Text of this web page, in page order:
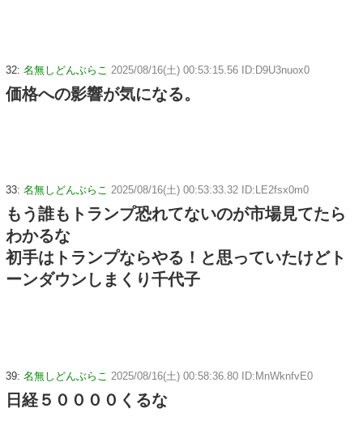
32: 名無しどんぶらこ 2025/08/16(土) 00:53:15.56 ID:D9U3nuox0
価格への影響が気になる。
33: 名無しどんぶらこ 2025/08/16(土) 00:53:33.32 ID:LE2fsx0m0
もう誰もトランプ恐れてないのが市場見てたら
わかるな
初手はトランプならやる！と思っていたけどト
ーンダウンしまくり千代子
39: 名無しどんぶらこ 2025/08/16(土) 00:58:36.80 ID:MnWknfvE0
日経５００００くるな